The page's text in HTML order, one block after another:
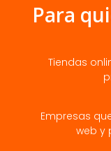
Para
Tiendas
Empresas
web y